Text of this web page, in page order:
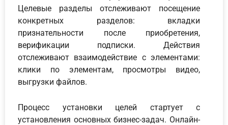
Целевые разделы отслеживают посещение
конкретных разделов: вкладки
признательности после приобретения,
верификации подписки. Действия
отслеживают взаимодействие с элементами:
клики по элементам, просмотры видео,
выгрузки файлов.
Процесс установки целей стартует с
установления основных бизнес-задач. Онлайн-